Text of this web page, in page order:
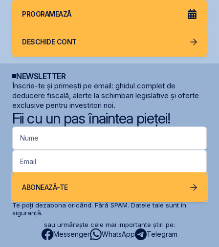
PROGRAMEAZĂ
DESCHIDE CONT
NEWSLETTER
Înscrie-te și primești pe email: ghidul complet de
deducere fiscală, alerte la schimbari legislative și oferte
exclusive pentru investitori noi.
Fii cu un pas înaintea pieței!
Nume
Email
ABONEAZĂ-TE
Te poți dezabona oricând. Fără SPAM. Datele tale sunt în
siguranță.
sau urmărește cele mai importante știri pe:
Messenger WhatsApp Telegram